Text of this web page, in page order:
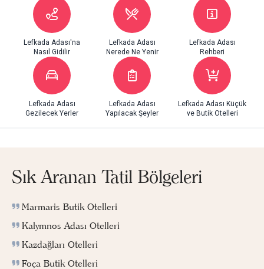
Lefkada Adası'na
Nasıl Gidilir
Lefkada Adası
Nerede Ne Yenir
Lefkada Adası
Rehberi
Lefkada Adası
Gezilecek Yerler
Lefkada Adası
Yapılacak Şeyler
Lefkada Adası Küçük
ve Butik Otelleri
Sık Aranan Tatil Bölgeleri
Marmaris Butik Otelleri
Kalymnos Adası Otelleri
Kazdağları Otelleri
Foça Butik Otelleri